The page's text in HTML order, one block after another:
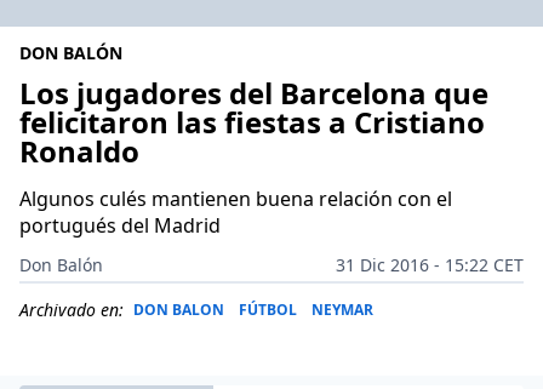
DON BALÓN
Los jugadores del Barcelona que
felicitaron las fiestas a Cristiano
Ronaldo
Algunos culés mantienen buena relación con el
portugués del Madrid
Don Balón
31 Dic 2016 - 15:22 CET
Archivado en: DON BALON FÚTBOL NEYMAR